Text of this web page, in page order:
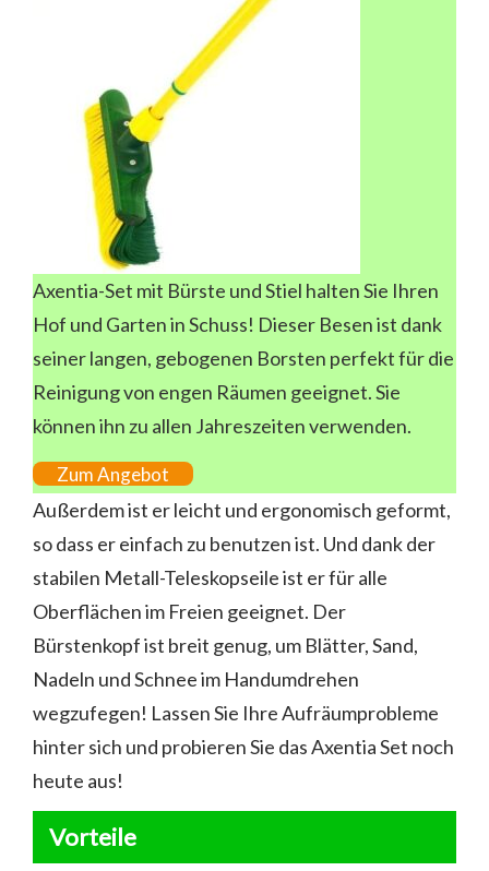
Axentia-Set mit Bürste und Stiel halten Sie Ihren
Hof und Garten in Schuss! Dieser Besen ist dank
seiner langen, gebogenen Borsten perfekt für die
Reinigung von engen Räumen geeignet. Sie
können ihn zu allen Jahreszeiten verwenden.
Zum Angebot
Außerdem ist er leicht und ergonomisch geformt,
so dass er einfach zu benutzen ist. Und dank der
stabilen Metall-Teleskopseile ist er für alle
Oberflächen im Freien geeignet. Der
Bürstenkopf ist breit genug, um Blätter, Sand,
Nadeln und Schnee im Handumdrehen
wegzufegen! Lassen Sie Ihre Aufräumprobleme
hinter sich und probieren Sie das Axentia Set noch
heute aus!
Vorteile